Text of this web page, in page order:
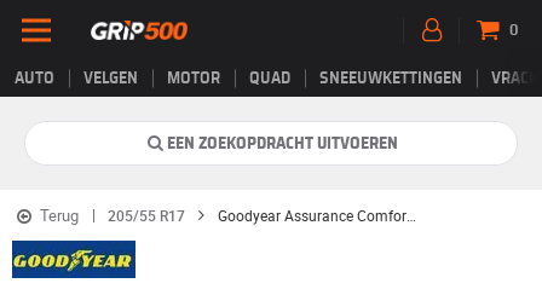
AUTO VELGEN MOTOR QUAD SNEEUWKETTINGEN
0
EEN ZOEKOPDRACHT UITVOEREN
Terug 205/55 R17 Goodyear Assurance Comforttred